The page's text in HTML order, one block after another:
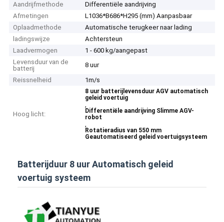
Aandrijfmethode
Differentiële aandrijving
Afmetingen
L1036*B686*H295 (mm) Aanpasbaar
Oplaadmethode
Automatische terugkeer naar lading
ladingswijze
Achtersteun
Laadvermogen
1 - 600 kg/aangepast
Levensduur van de
batterij
8 uur
Reissnelheid
1m/s
Hoog licht:
8 uur batterijlevensduur AGV automatisch
geleid voertuig
,
Differentiële aandrijving Slimme AGV-
robot
,
Rotatieradius van 550 mm
Geautomatiseerd geleid voertuigsysteem
Batterijduur 8 uur Automatisch geleid
voertuig systeem